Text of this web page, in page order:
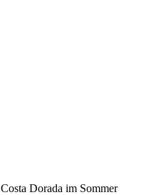
Dorada im Sommer